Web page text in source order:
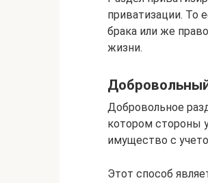
приватизации. То
брака или же
жизни.
Добровольное
котором стороны
имущество с
Этот способ